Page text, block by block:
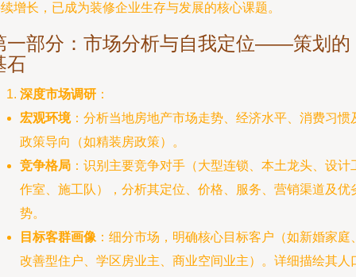
增长，已成为装修企业生存与发展的核心课题。
一部分：市场分析与自我定位——策划的
石
深度市场调研 ：
宏观环境：分析当地房地产市场走势、经济水平、消费习惯
政策导向（如精装房政策）。
竞争格局 ：识别主要竞争对手（大型连锁、本土龙头、设计
作室、施工队），分析其定位、价格、服务、营销渠道及优
势。
目标客群画像 ：细分市场，明确核心目标客户（如新婚家庭
改善型住户、学区房业主、商业空间业主）。详细描绘其人